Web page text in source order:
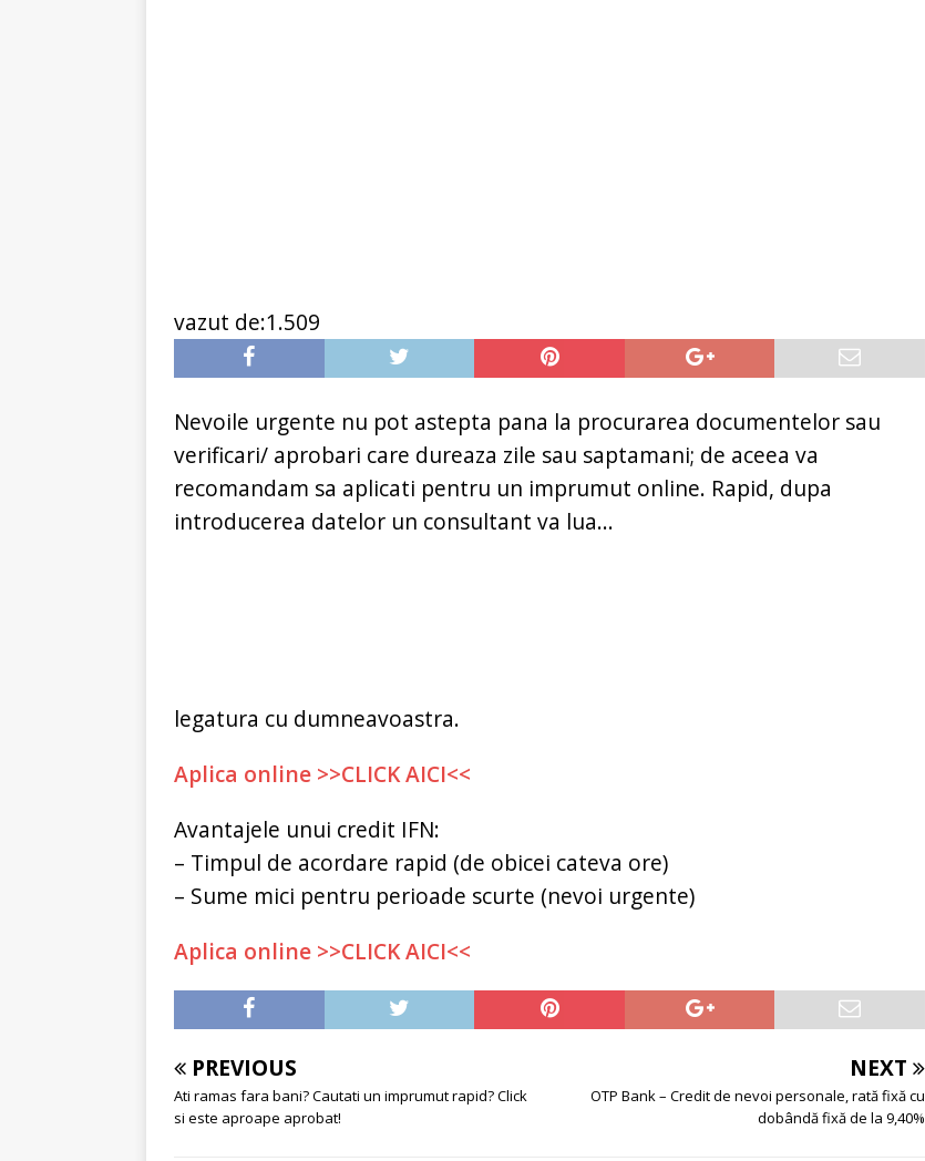
vazut de:1.509
Nevoile urgente nu pot astepta pana la procurarea documentelor sau
verificari/ aprobari care dureaza zile sau saptamani; de aceea va
recomandam sa aplicati pentru un imprumut online. Rapid, dupa
introducerea datelor un consultant va lua...
legatura cu dumneavoastra.
Aplica online >>CLICK AICI<<
Avantajele unui credit IFN:
– Timpul de acordare rapid (de obicei cateva ore)
– Sume mici pentru perioade scurte (nevoi urgente)
Aplica online >>CLICK AICI<<
PREVIOUS
Ati ramas fara bani? Cautati un imprumut rapid? Click
si este aproape aprobat!
NEXT
OTP Bank – Credit de nevoi personale, rată fixă cu
dobândă fixă de la 9,40%